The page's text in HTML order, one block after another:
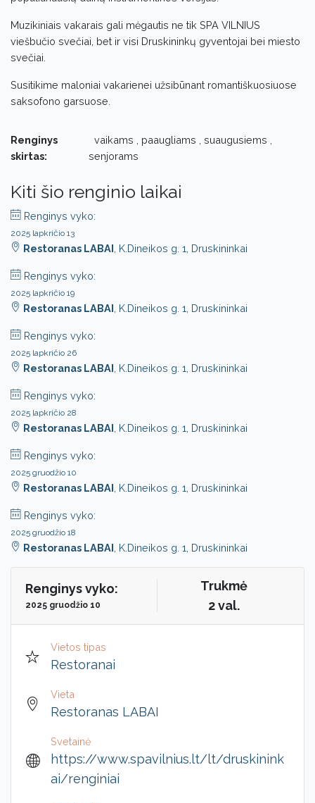
Muzikiniais vakarais gali mėgautis ne tik SPA VILNIUS
viešbučio svečiai, bet ir visi Druskininkų gyventojai bei miesto
svečiai.
Susitikime maloniai vakarienei užsibūnant romantiškuosiuose
saksofono garsuose.
Renginys
skirtas:
vaikams , paaugliams , suaugusiems ,
senjorams
Kiti šio renginio laikai
Renginys vyko:
2025 lapkričio 13
Restoranas LABAI , K.Dineikos g. 1, Druskininkai
Renginys vyko:
2025 lapkričio 19
Restoranas LABAI , K.Dineikos g. 1, Druskininkai
Renginys vyko:
2025 lapkričio 26
Restoranas LABAI , K.Dineikos g. 1, Druskininkai
Renginys vyko:
2025 lapkričio 28
Restoranas LABAI , K.Dineikos g. 1, Druskininkai
Renginys vyko:
2025 gruodžio 10
Restoranas LABAI , K.Dineikos g. 1, Druskininkai
Renginys vyko:
2025 gruodžio 18
Restoranas LABAI , K.Dineikos g. 1, Druskininkai
Renginys vyko:
2025 gruodžio 10
Trukmė
2 val.
Vietos tipas
Restoranai
Vieta
Restoranas LABAI
Svetainė
https://www.spavilnius.lt/lt/druskinink
ai/renginiai